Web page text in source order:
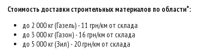
Стоимость доставки строительных материалов по области*:
до 2 000 кг (Газель) - 11 грн/км от склада
до 3 000 кг (Газон) - 16 грн/км от склада
до 5 000 кг (Зил) - 20 грн/км от склада